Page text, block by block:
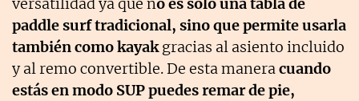
paddle surf tradicional, sino que permite usarla
también como kayakgracias al asiento incluido
y al remo convertible. De esta maneracuando
estás en modo SUP puedes remar de pie,